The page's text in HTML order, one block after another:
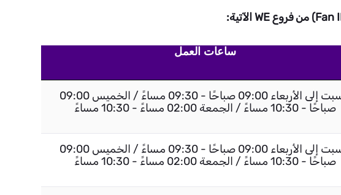
ساعات العمل
السبت إلى الأربعاء 09:00 صباحًا - 09:30 مساءً / الخميس 09:00
صباحًا - 10:30 مساءً / الجمعة 02:00 مساءً - 10:30 مساءً
السبت إلى الأربعاء 09:00 صباحًا - 09:30 مساءً / الخميس 09:00
صباحًا - 10:30 مساءً / الجمعة 02:00 مساءً - 10:30 مساءً